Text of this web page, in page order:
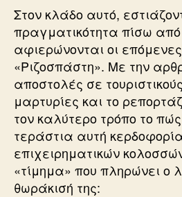
Στον κλάδο αυτό,
πραγματικότητα πίσω από
αφιερώνονται οι
«Ριζοσπάστη». Με την
αποστολές σε
μαρτυρίες και το
τον καλύτερο τρόπο το πώς
τεράστια αυτή
επιχειρηματικών
«τίμημα» που πληρώνει ο
θωράκισή της: